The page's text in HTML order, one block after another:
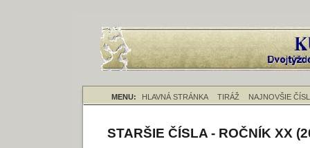
MENU: HLAVNÁ STRÁNKA TIRÁŽ NAJNOVŠIE
STARŠIE ČÍSLA - ROČNÍK XX